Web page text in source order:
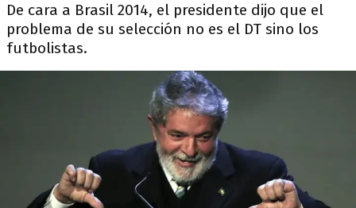
De cara a Brasil 2014, el presidente dijo que el
problema de su selección no es el DT sino los
futbolistas.